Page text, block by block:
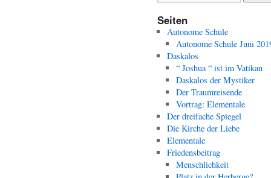
Seiten
Autonome Schule
Autonome Schule Juni
Daskalos
“ Joshua “ ist im Vatikan
Daskalos der Mystiker
Der Traumreisende
Vortrag: Elementale
Der dreifache Spiegel
Die Kirche der Liebe
Elementale
Friedensbeitrag
Menschlichkeit